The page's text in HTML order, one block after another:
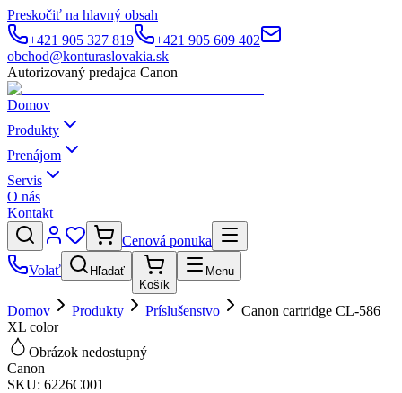
Preskočiť na hlavný obsah
+421 905 327 819
+421 905 609 402
obchod@konturaslovakia.sk
Autorizovaný predajca Canon
Domov
Produkty
Prenájom
Servis
O nás
Kontakt
Cenová ponuka
Volať
Hľadať
Košík
Menu
Domov Produkty Príslušenstvo
Canon cartridge CL-586
XL color
Obrázok nedostupný
Canon
SKU: 6226C001